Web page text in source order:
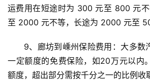
运费用在短途时为 300 元至 800 元
至 2000 元不等，长途为 2000 元至
9、廊坊到嵊州保险费用：大多数
一定额度的免费保险，如20万元以内
额度，超出部分需按千分之一的比例收